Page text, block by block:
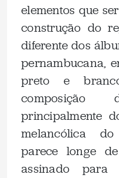
elementos que
construção do
diferente dos
pernambucana,
preto e
principalmente
melancólica
parece longe
assinado